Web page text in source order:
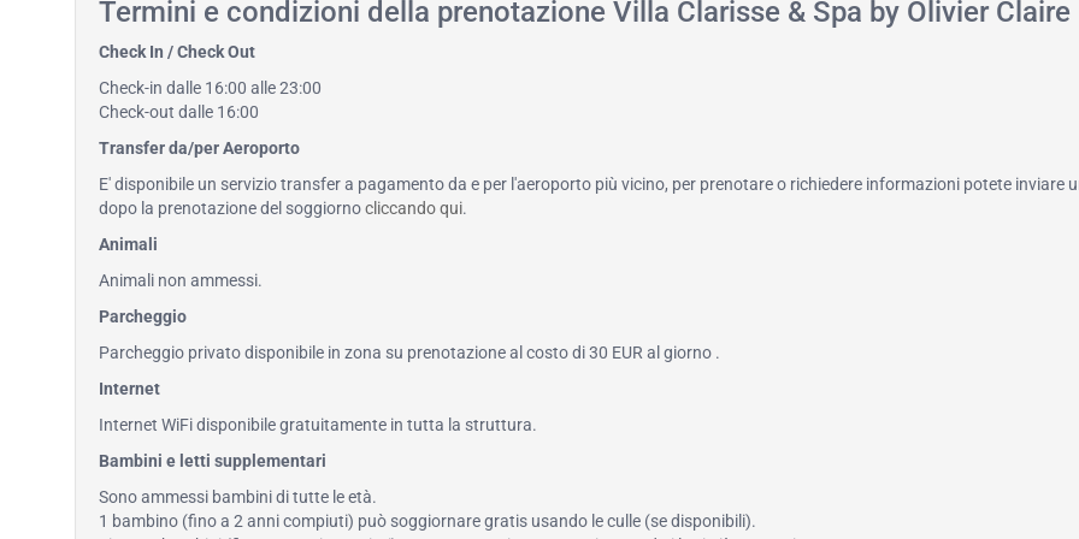
Termini e condizioni della prenotazione Villa Clarisse & Spa by Olivier Claire
Check In / Check Out
Check-in dalle 16:00 alle 23:00
Check-out dalle 16:00
Transfer da/per Aeroporto
E' disponibile un servizio transfer a pagamento da e per l'aeroporto più vicino, per prenotare o richiedere informazioni potete inviare
dopo la prenotazione del soggiornocliccando qui.
Animali
Animali non ammessi.
Parcheggio
Parcheggio privato disponibile in zona su prenotazione al costo di 30 EUR al giorno .
Internet
Internet WiFi disponibile gratuitamente in tutta la struttura.
Bambini e letti supplementari
Sono ammessi bambini di tutte le età.
1 bambino (fino a 2 anni compiuti) può soggiornare gratis usando le culle (se disponibili).